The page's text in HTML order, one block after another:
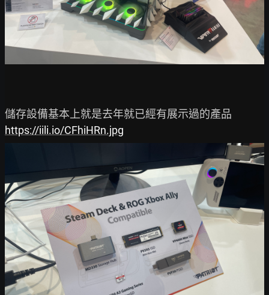
https://iili.io/CFhiHRn.jpg